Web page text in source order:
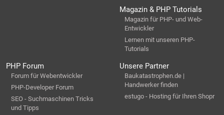
Magazin & PHP Tutorials
Magazin für PHP- und Web-
Entwickler
Lernen mit unseren PHP-
Tutorials
PHP Forum
Forum für Webentwickler
PHP-Developer Forum
SEO - Suchmaschinen Tricks
und Tipps
Unsere Partner
Baukatastrophen.de |
Handwerker finden
estugo - Hosting für Ihren Shopr